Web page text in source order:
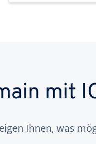
mit
Ihnen, was